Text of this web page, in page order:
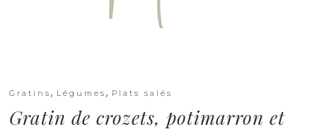
Gratins, Légumes, Plats salés
Gratin de crozets, potimarron et